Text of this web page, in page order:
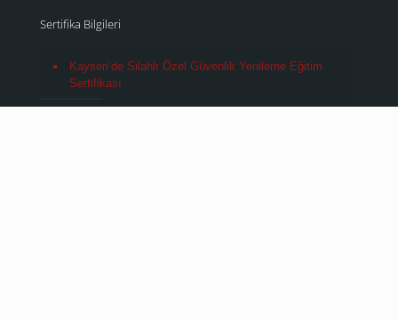
Sertifika Bilgileri
Kayseri’de Silahlı Özel Güvenlik Yenileme Eğitim
Sertifikası